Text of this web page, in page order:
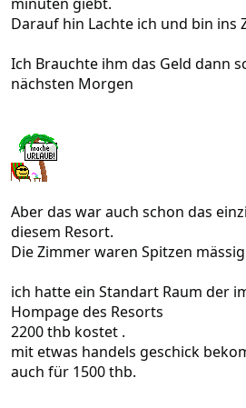
Darauf hin Lachte ich und bin ins
Ich Brauchte ihm das Geld dann
nächsten Morgen
Aber das war auch schon das
diesem Resort.
Die Zimmer waren Spitzen
ich hatte ein Standart Raum der
Hompage des Resorts
2200 thb kostet .
mit etwas handels geschick
auch für 1500 thb.